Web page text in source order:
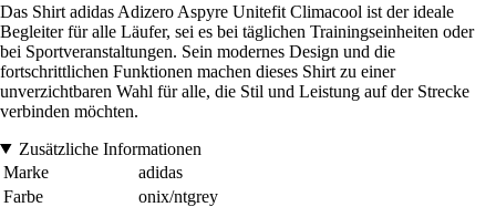
Das Shirt adidas Adizero Aspyre Unitefit Climacool ist der ideale
Begleiter für alle Läufer, sei es bei täglichen Trainingseinheiten oder
bei Sportveranstaltungen. Sein modernes Design und die
fortschrittlichen Funktionen machen dieses Shirt zu einer
unverzichtbaren Wahl für alle, die Stil und Leistung auf der Strecke
verbinden möchten.
Zusätzliche Informationen
Marke
adidas
Farbe
onix/ntgrey